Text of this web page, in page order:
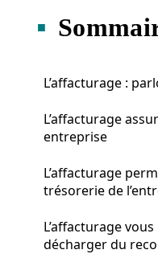
L’affacturage :
L’affacturage
entreprise
L’affacturage
trésorerie de
L’affacturage
décharger du